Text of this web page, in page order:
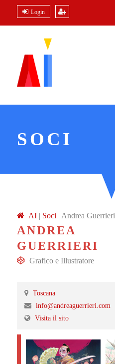
Login
SOCI
AI | Soci | Andrea Guerrieri
ANDREA
GUERRIERI
Grafico e Illustratore
Toscana
info@andreaguerrieri.com
Visita il sito